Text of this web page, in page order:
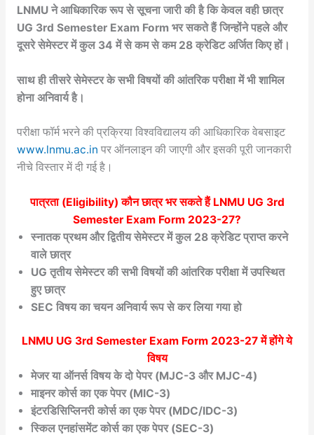
LNMU ने आधिकारिक रूप से सूचना जारी की है कि केवल वही छात्र
UG 3rd Semester Exam Form भर सकते हैं जिन्होंने पहले और
दूसरे सेमेस्टर में कुल 34 में से कम से कम 28 क्रेडिट अर्जित किए हों।
साथ ही तीसरे सेमेस्टर के सभी विषयों की आंतरिक परीक्षा में भी शामिल
होना अनिवार्य है।
परीक्षा फॉर्म भरने की प्रक्रिया विश्वविद्यालय की आधिकारिक वेबसाइट
www.lnmu.ac.in पर ऑनलाइन की जाएगी और इसकी पूरी जानकारी
नीचे विस्तार में दी गई है।
पात्रता (Eligibility) कौन छात्र भर सकते हैं LNMU UG 3rd
Semester Exam Form 2023-27?
स्नातक प्रथम और द्वितीय सेमेस्टर में कुल 28 क्रेडिट प्राप्त करने
वाले छात्र
UG तृतीय सेमेस्टर की सभी विषयों की आंतरिक परीक्षा में उपस्थित
हुए छात्र
SEC विषय का चयन अनिवार्य रूप से कर लिया गया हो
LNMU UG 3rd Semester Exam Form 2023-27में होंगे ये
विषय
मेजर या ऑनर्स विषय के दो पेपर (MJC-3 और MJC-4)
माइनर कोर्स का एक पेपर (MIC-3)
इंटरडिसिप्लिनरी कोर्स का एक पेपर (MDC/IDC-3)
स्किल एनहांसमेंट कोर्स का एक पेपर (SEC-3)